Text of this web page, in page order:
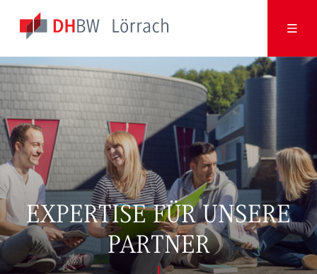
EXPERTISE FÜR UNSERE
PARTNER